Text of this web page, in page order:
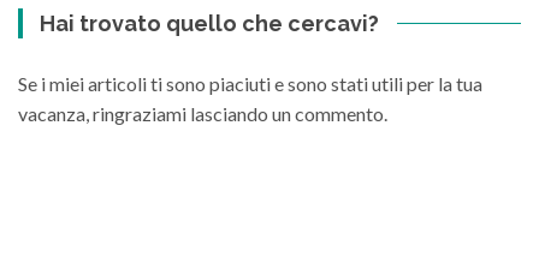
Hai trovato quello che cercavi?
Se i miei articoli ti sono piaciuti e sono stati utili per la tua
vacanza, ringraziami lasciando un commento.